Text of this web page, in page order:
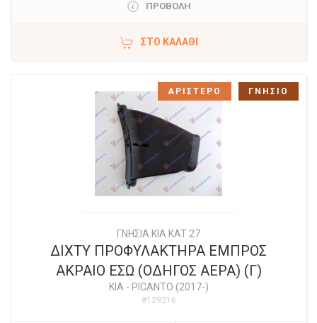
ΠΡΟΒΟΛΗ
ΣΤΟ ΚΑΛΆΘΙ
ΓΝΗΣΙΑ KIA KAT 27
ΔΙΧΤΥ ΠΡΟΦΥΛΑΚΤΗΡΑ ΕΜΠΡΟΣ
ΑΚΡΑΙΟ ΕΣΩ (ΟΔΗΓΟΣ ΑΕΡΑ) (Γ)
KIA - PICANTO (2017-)
#129216
ΑΡΙΣΤΕΡΟ ΓΝΗΣΙΟ